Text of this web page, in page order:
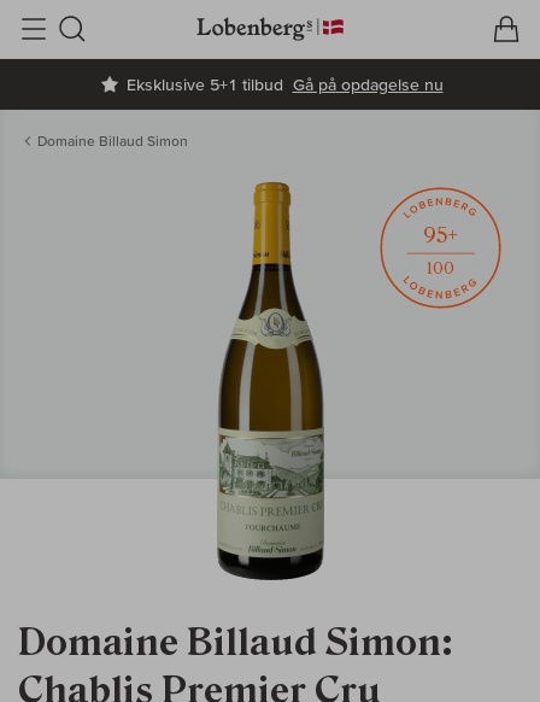
Eksklusive 5+1 tilbud Gå på opdagelse nu
Søg
Domaine Billaud Simon
Domaine Billaud Simon:
Chablis Premier Cru
95+
100